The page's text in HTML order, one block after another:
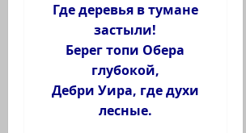
Где деревья в тумане
застыли!
Берег топи Обера
глубокой,
Дебри Уира, где духи
лесные.